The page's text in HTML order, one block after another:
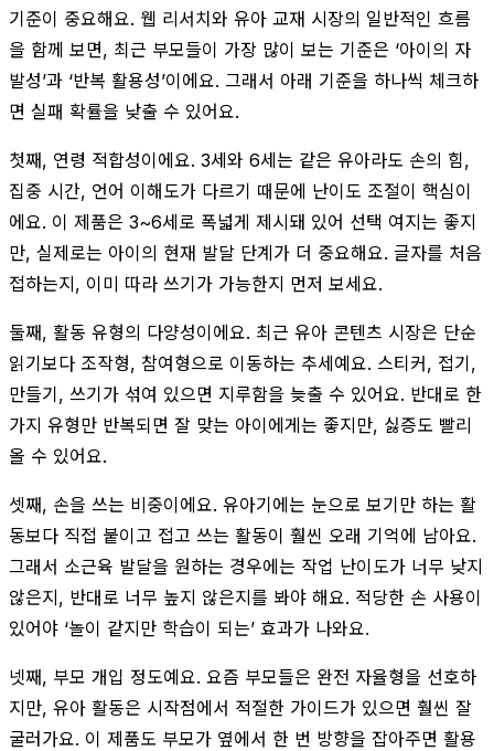
기준이 중요해요. 웹 리서치와 유아 교재 시장의 일반적인 흐름
을 함께 보면, 최근 부모들이 가장 많이 보는 기준은 ‘아이의 자
발성’과 ‘반복 활용성’이에요. 그래서 아래 기준을 하나씩 체크하
면 실패 확률을 낮출 수 있어요.
첫째, 연령 적합성이에요. 3세와 6세는 같은 유아라도 손의 힘,
집중 시간, 언어 이해도가 다르기 때문에 난이도 조절이 핵심이
에요. 이 제품은 3~6세로 폭넓게 제시돼 있어 선택 여지는 좋지
만, 실제로는 아이의 현재 발달 단계가 더 중요해요. 글자를 처음
접하는지, 이미 따라 쓰기가 가능한지 먼저 보세요.
둘째, 활동 유형의 다양성이에요. 최근 유아 콘텐츠 시장은 단순
읽기보다 조작형, 참여형으로 이동하는 추세예요. 스티커, 접기,
만들기, 쓰기가 섞여 있으면 지루함을 늦출 수 있어요. 반대로 한
가지 유형만 반복되면 잘 맞는 아이에게는 좋지만, 싫증도 빨리
올 수 있어요.
셋째, 손을 쓰는 비중이에요. 유아기에는 눈으로 보기만 하는 활
동보다 직접 붙이고 접고 쓰는 활동이 훨씬 오래 기억에 남아요.
그래서 소근육 발달을 원하는 경우에는 작업 난이도가 너무 낮지
않은지, 반대로 너무 높지 않은지를 봐야 해요. 적당한 손 사용이
있어야 ‘놀이 같지만 학습이 되는’ 효과가 나와요.
넷째, 부모 개입 정도예요. 요즘 부모들은 완전 자율형을 선호하
지만, 유아 활동은 시작점에서 적절한 가이드가 있으면 훨씬 잘
굴러가요. 이 제품도 부모가 옆에서 한 번 방향을 잡아주면 활용